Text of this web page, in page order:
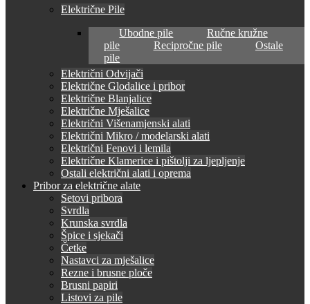
Električne Pile
Ubodne pile
Ručne kružne
pile
Recipročne pile
Ostale
pile
Električni Odvijači
Električne Glodalice i pribor
Električne Blanjalice
Električne Mješalice
Električni Višenamjenski alati
Električni Mikro / modelarski alati
Električni Fenovi i lemila
Električne Klamerice i pištolji za ljepljenje
Ostali električni alati i oprema
Pribor za električne alate
Setovi pribora
Svrdla
Krunska svrdla
Špice i sjekači
Četke
Nastavci za mješalice
Rezne i brusne ploče
Brusni papiri
Listovi za pile